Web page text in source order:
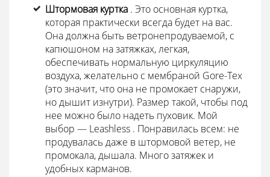
Штормовая куртка . Это основная куртка,
которая практически всегда будет на вас.
Она должна быть ветронепродуваемой, с
капюшоном на затяжках, легкая,
обеспечивать нормальную циркуляцию
воздуха, желательно с мембраной Gore-Tex
(это значит, что она не промокает снаружи,
но дышит изнутри). Размер такой, чтобы под
нее можно было надеть пуховик. Мой
выбор — Leashless . Понравилась всем: не
продувалась даже в штормовой ветер, не
промокала, дышала. Много затяжек и
удобных карманов.